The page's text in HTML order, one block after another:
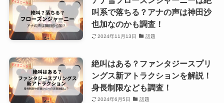
叫系で落ちる？アナの声は神田沙
也加なのかも調査！
2024年11月13日 話題
絶叫はある？ファンタジースプリ
ングス新アトラクションを解説！
身長制限なども調査！
2024年6月5日 話題